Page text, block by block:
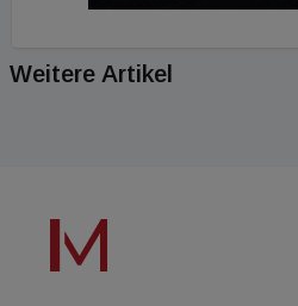
Weitere Artikel